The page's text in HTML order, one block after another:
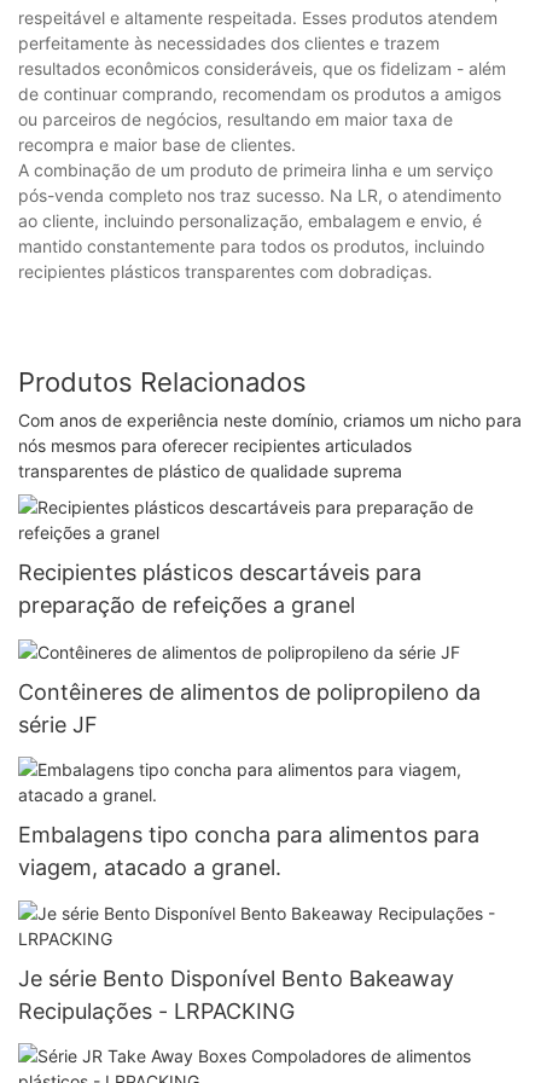
respeitável e altamente respeitada. Esses produtos atendem
perfeitamente às necessidades dos clientes e trazem
resultados econômicos consideráveis, que os fidelizam - além
de continuar comprando, recomendam os produtos a amigos
ou parceiros de negócios, resultando em maior taxa de
recompra e maior base de clientes.
A combinação de um produto de primeira linha e um serviço
pós-venda completo nos traz sucesso. Na LR, o atendimento
ao cliente, incluindo personalização, embalagem e envio, é
mantido constantemente para todos os produtos, incluindo
recipientes plásticos transparentes com dobradiças.
Produtos Relacionados
Com anos de experiência neste domínio, criamos um nicho para
nós mesmos para oferecer recipientes articulados
transparentes de plástico de qualidade suprema
Recipientes plásticos descartáveis ​​para
preparação de refeições a granel
Contêineres de alimentos de polipropileno da
série JF
Embalagens tipo concha para alimentos para
viagem, atacado a granel.
Je série Bento Disponível Bento Bakeaway
Recipulações - LRPACKING